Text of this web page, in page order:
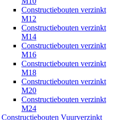
Constructiebouten verzinkt
M12
Constructiebouten verzinkt
M14
Constructiebouten verzinkt
M16
Constructiebouten verzinkt
M18
Constructiebouten verzinkt
M20
Constructiebouten verzinkt
M24
Constructiebouten Vuurverzinkt